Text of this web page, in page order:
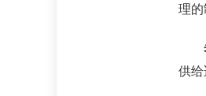
理的
供给